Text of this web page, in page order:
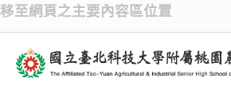
移至網頁之主要內容區位置